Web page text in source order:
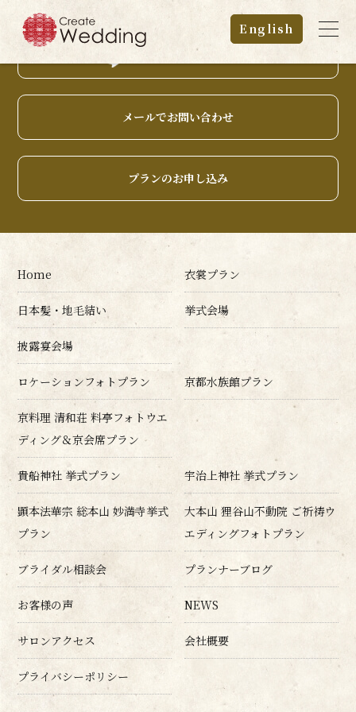
English
LINEでお気軽にご相談
メールでお問い合わせ
プランのお申し込み
Home 衣裳プラン
日本髪・地毛結い 挙式会場
披露宴会場
ロケーションフォトプラン 京都水族館プラン
京料理 清和荘 料亭フォトウエ
ディング＆京会席プラン
貴船神社 挙式プラン 宇治上神社 挙式プラン
顕本法華宗 総本山 妙満寺挙式
プラン
大本山 狸谷山不動院 ご祈祷ウ
エディングフォトプラン
ブライダル相談会 プランナーブログ
お客様の声 NEWS
サロンアクセス 会社概要
プライバシーポリシー